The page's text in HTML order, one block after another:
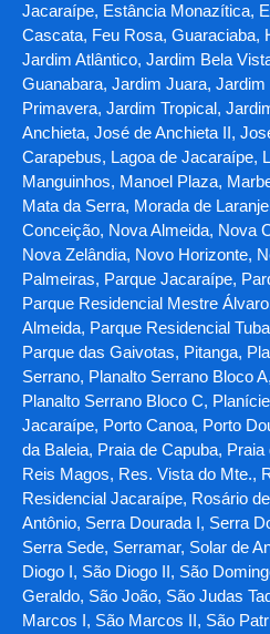
Jacaraípe, Estância Monazítica,
Cascata, Feu Rosa, Guaraciaba,
Jardim Atlântico, Jardim Bela
Guanabara, Jardim Juara,
Primavera, Jardim Tropical,
Anchieta, José de Anchieta II,
Carapebus, Lagoa de Jacaraípe,
Manguinhos, Manoel Plaza,
Mata da Serra, Morada de
Conceição, Nova Almeida, Nova
Nova Zelândia, Novo Horizonte,
Palmeiras, Parque Jacaraípe,
Parque Residencial Mestre
Almeida, Parque Residencial
Parque das Gaivotas, Pitanga,
Serrano, Planalto Serrano Bloco
Planalto Serrano Bloco C,
Jacaraípe, Porto Canoa, Porto
da Baleia, Praia de Capuba,
Reis Magos, Res. Vista do Mte.,
Residencial Jacaraípe, Rosário
Antônio, Serra Dourada I, Serra
Serra Sede, Serramar, Solar de
Diogo I, São Diogo II, São
Geraldo, São João, São Judas
Marcos I, São Marcos II, São